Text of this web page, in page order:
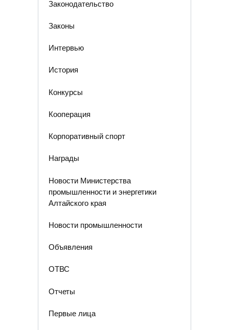
Законодательство
Законы
Интервью
История
Конкурсы
Кооперация
Корпоративный спорт
Награды
Новости Министерства
промышленности и энергетики
Алтайского края
Новости промышленности
Объявления
ОТВС
Отчеты
Первые лица